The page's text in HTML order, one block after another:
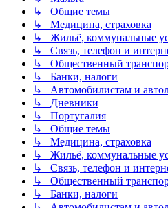
↳ Общие темы
↳ Медицина, страховка
↳ Жильё, коммунальные
↳ Связь, телефон и
↳ Общественный
↳ Банки, налоги
↳ Автомобилистам и
↳ Дневники
↳ Португалия
↳ Общие темы
↳ Медицина, страховка
↳ Жильё, коммунальные
↳ Связь, телефон и
↳ Общественный
↳ Банки, налоги